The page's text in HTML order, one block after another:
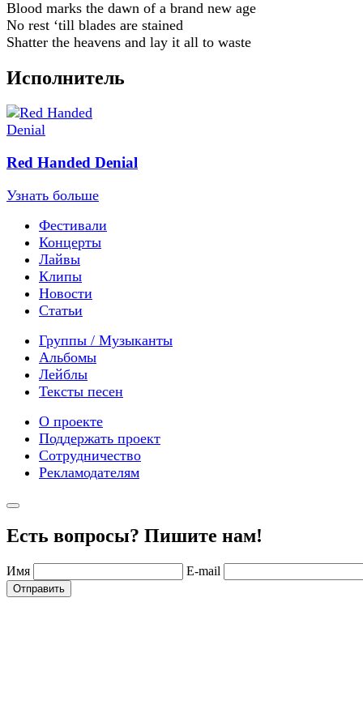
Blood marks the dawn of a brand new age
No rest ‘till blades are stained
Shatter the heavens and lay it all to waste
Исполнитель
Red Handed Denial
Узнать больше
Фестивали
Концерты
Лайвы
Клипы
Новости
Статьи
Группы / Музыканты
Альбомы
Лейблы
Тексты песен
О проекте
Поддержать проект
Сотрудничество
Рекламодателям
Есть вопросы? Пишите нам!
Имя E-mail